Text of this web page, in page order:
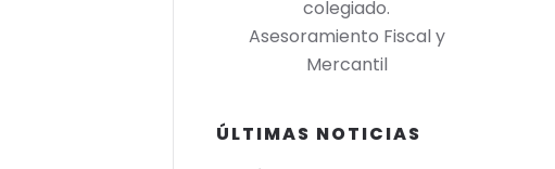
colegiado.
Asesoramiento Fiscal y
Mercantil
ÚLTIMAS NOTICIAS